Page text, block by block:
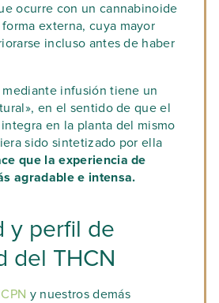
ocurre con un cannabinoide
externa, cuya mayor
incluso antes de haber
infusión tiene un
en el sentido de que el
en la planta del mismo
sido sintetizado por ella
que la experiencia de
agradable e intensa.
y perfil de
del THCN
y nuestros demás